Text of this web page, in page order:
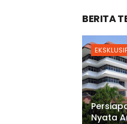
BERITA
Nyata